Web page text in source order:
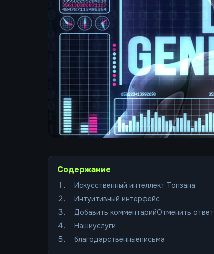
Содержание
Искусственный интеллект Топзана
Интуитивный интерфейс
Добавить комментарийОтменить ответ
Нашиуслуги
благодарственныеписьма